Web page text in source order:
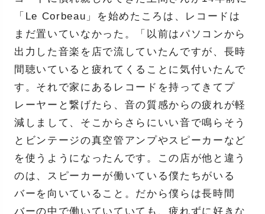
「Le Corbeau」を始めたころは、レコードは
まだ置いていなかった。「以前はパソコンから
出力した音楽を店で流していたんですが、長時
間聴いていると疲れてくることに気付いたんで
す。それで家にあるレコードを持ってきてプ
レーヤーと繋げたら、音の質感からの疲れが軽
減しまして、そこからさらにいい音で鳴らそう
とビンテージの真空管アンプやスピーカーなど
を使うようになったんです。この店が他と違う
のは、スピーカーが働いている僕たちがいる
バーを向いていること。だから僕らは長時間
バーの中で働いていていても、疲れずに好きな